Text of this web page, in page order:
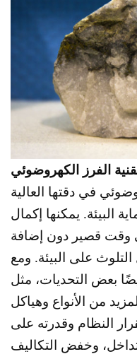
الفرز الكهروضوئي
في دقتها العالية
البيئة. يمكنها إكمال
وقت قصير دون إضافة
على البيئة. ومع
بعض التحديات، مثل
من الأنواع وهياكل
النظام وقدرته على